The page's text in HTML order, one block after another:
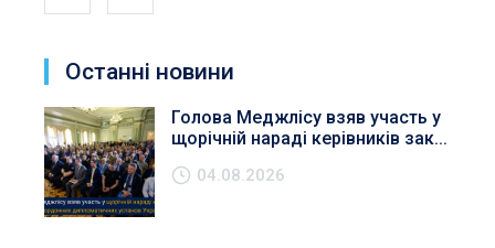
Останні новини
Голова Меджлісу взяв участь у
щорічній нараді керівників зак...
04.08.2026